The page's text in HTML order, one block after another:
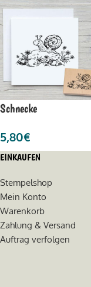
Schnecke
5,80€
EINKAUFEN
Stempelshop
Mein Konto
Warenkorb
Zahlung & Versand
Auftrag verfolgen